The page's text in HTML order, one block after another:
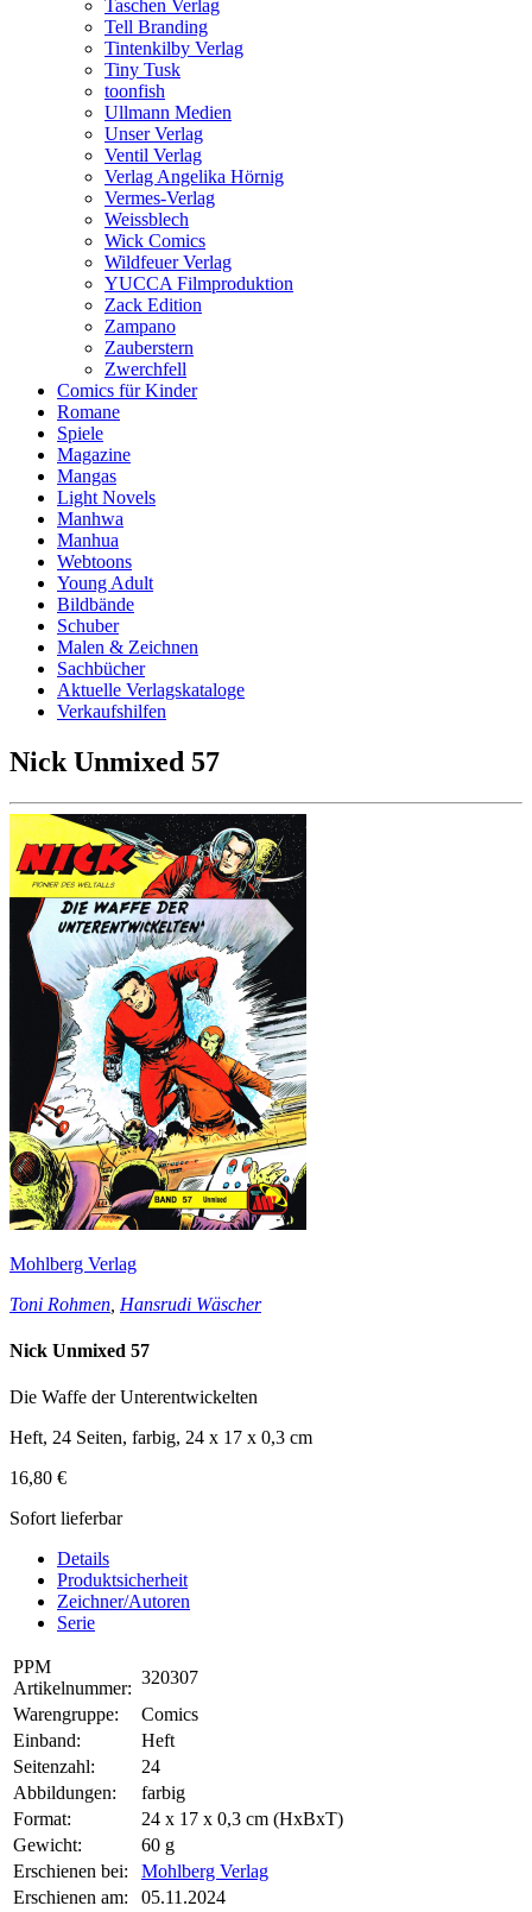
Taschen Verlag
Tell Branding
Tintenkilby Verlag
Tiny Tusk
toonfish
Ullmann Medien
Unser Verlag
Ventil Verlag
Verlag Angelika Hörnig
Vermes-Verlag
Weissblech
Wick Comics
Wildfeuer Verlag
YUCCA Filmproduktion
Zack Edition
Zampano
Zauberstern
Zwerchfell
Comics für Kinder
Romane
Spiele
Magazine
Mangas
Light Novels
Manhwa
Manhua
Webtoons
Young Adult
Bildbände
Schuber
Malen & Zeichnen
Sachbücher
Aktuelle Verlagskataloge
Verkaufshilfen
Nick Unmixed 57
Mohlberg Verlag
Toni Rohmen Hansrudi Wäscher
Nick Unmixed 57
Die Waffe der Unterentwickelten
Heft, 24 Seiten, farbig, 24 x 17 x 0,3 cm
16,80 €
Sofort lieferbar
Details
Produktsicherheit
Zeichner/Autoren
Serie
PPM
Artikelnummer:
320307
Warengruppe:
Comics
Einband:
Heft
Seitenzahl:
24
Abbildungen:
farbig
Format:
24 x 17 x 0,3 cm (HxBxT)
Gewicht:
60 g
Erschienen bei:
Mohlberg Verlag
Erschienen am:
05.11.2024